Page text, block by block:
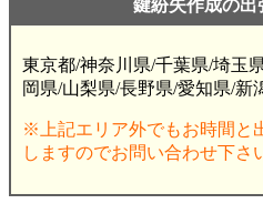
鍵紛失作成の出
東京都/神奈川県/千葉県/埼玉
岡県/山梨県/長野県/愛知県/新
※上記エリア外でもお時間と
しますのでお問い合わせ下さ